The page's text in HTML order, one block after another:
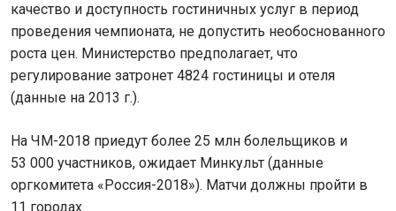
качество и доступность гостиничных услуг в период
проведения чемпионата, не допустить необоснованного
роста цен. Министерство предполагает, что
регулирование затронет 4824 гостиницы и отеля
(данные на 2013 г.).
На ЧМ-2018 приедут более 25 млн болельщиков и
53 000 участников, ожидает Минкульт (данные
оргкомитета «Россия-2018»). Матчи должны пройти в
11 городах.